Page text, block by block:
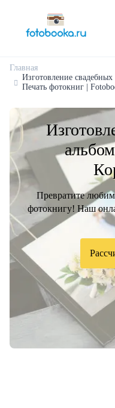
Главная
Изготовление
Печать фотокниг |
Превратите
фотокнигу! Наш